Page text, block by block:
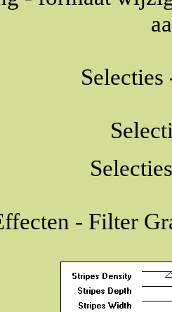
Selecties
- Filter